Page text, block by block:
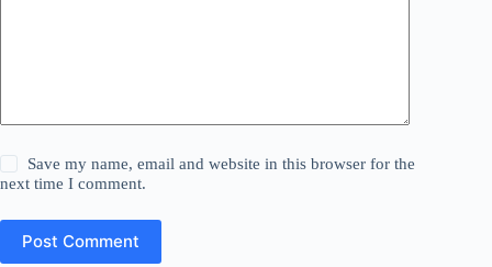
Save my name, email and website in this browser for the
next time I comment.
Post Comment